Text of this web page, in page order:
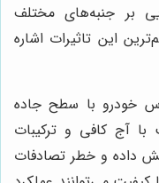
بر جنبه‌های مختلف
این تاثیرات اشاره
خودرو با سطح جاده
آج کافی و ترکیبات
داده و خطر تصادفات